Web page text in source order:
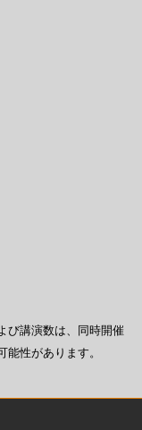
び講演数は、同時開催
性があります。